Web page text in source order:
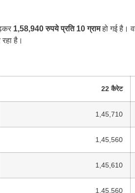
1,58,940 रुपये प्रति 10 ग्रामहो गई है।
है।
22 कैरेट
1,45,710
1,45,560
1,45,610
1,45,560